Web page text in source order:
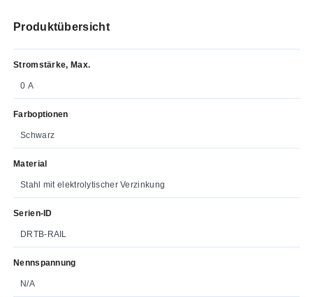
Produktübersicht
Stromstärke, Max.
0 A
Farboptionen
Schwarz
Material
Stahl mit elektrolytischer Verzinkung
Serien-ID
DRTB-RAIL
Nennspannung
N/A